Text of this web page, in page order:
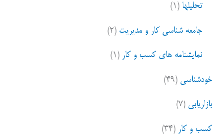
تحلیلها (۱)
جامعه شناسی کار و مدیریت (۲)
نمایشنامه های کسب و کار (۱)
خودشناسی (۴۹)
بازاریابی (۷)
کسب و کار (۳۴)